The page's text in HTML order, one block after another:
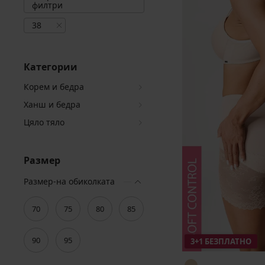
филтри
38
Категории
Корем и бедра
Ханш и бедра
Цяло тяло
Размер
Размер-на обиколката
70 75 80 85
90 95 3+1 БЕЗПЛАТНО